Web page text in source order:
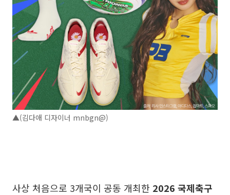
▲(김다애 디자이너 mnbgn@)
사상 처음으로 3개국이 공동 개최한 2026 국제축구